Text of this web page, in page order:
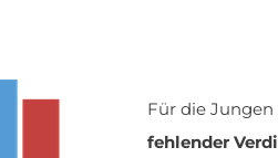
Für die
fehlender